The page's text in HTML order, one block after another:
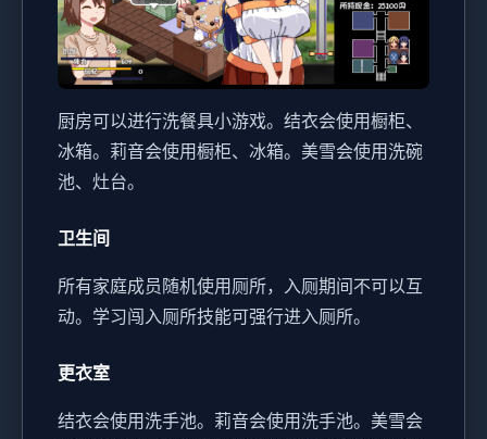
厨房可以进行洗餐具小游戏。 结衣会使用橱柜、
冰箱。 莉音会使用橱柜、冰箱。 美雪会使用洗碗
池、灶台。
卫生间
所有家庭成员随机使用厕所，入厕期间不可以互
动。 学习闯入厕所技能可强行进入厕所。
更衣室
结衣会使用洗手池。 莉音会使用洗手池。 美雪会